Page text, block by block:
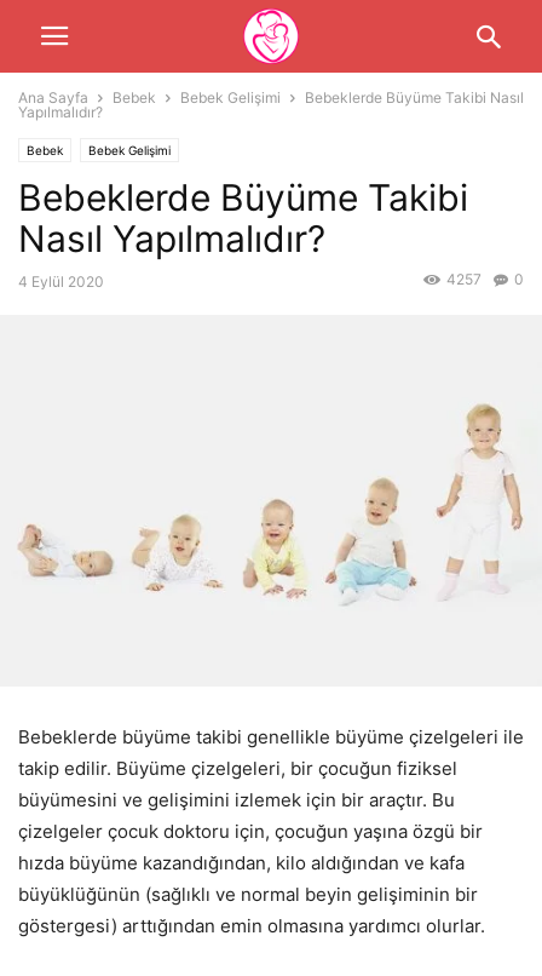
Ana Sayfa Bebek Bebek Gelişimi
Bebeklerde Büyüme Takibi Nasıl
Yapılmalıdır?
Bebek Bebek Gelişimi
Bebeklerde Büyüme Takibi
Nasıl Yapılmalıdır?
4 Eylül 2020 0
4257
Bebeklerde büyüme takibi genellikle büyüme çizelgeleri ile
takip edilir. Büyüme çizelgeleri, bir çocuğun fiziksel
büyümesini ve gelişimini izlemek için bir araçtır. Bu
çizelgeler çocuk doktoru için, çocuğun yaşına özgü bir
hızda büyüme kazandığından, kilo aldığından ve kafa
büyüklüğünün (sağlıklı ve normal beyin gelişiminin bir
göstergesi) arttığından emin olmasına yardımcı olurlar.